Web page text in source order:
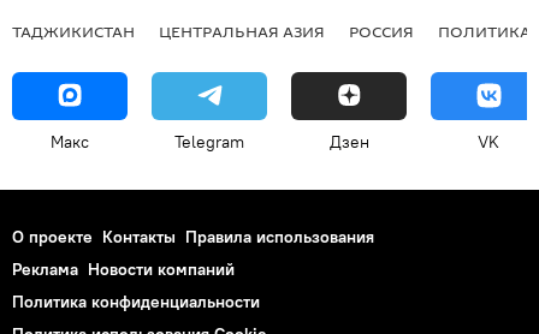
ТАДЖИКИСТАН ЦЕНТРАЛЬНАЯ АЗИЯ РОССИЯ ПОЛИТИКА
Макс Telegram Дзен VK
О проекте Контакты Правила использования
Реклама Новости компаний
Политика конфиденциальности